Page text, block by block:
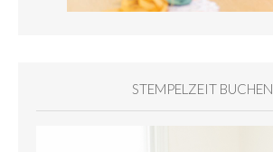
STEMPELZEIT BUCHEN